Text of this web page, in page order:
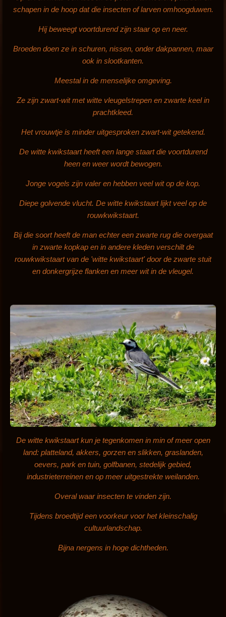
i
s
schapen in de hoop dat die insecten of larven omhoogduwen.
Hij beweegt voortdurend zijn staar op en neer.
Broeden doen ze in schuren, nissen, onder dakpannen, maar
ook in slootkanten.
Meestal in de menselijke omgeving.
Ze zijn zwart-wit met witte vleugelstrepen en zwarte keel in
prachtkleed.
Het vrouwtje is minder uitgesproken zwart-wit getekend.
De witte kwikstaart heeft een lange staart die voortdurend
heen en weer wordt bewogen.
Jonge vogels zijn valer en hebben veel wit op de kop.
Diepe golvende vlucht. De witte kwikstaart lijkt veel op de
rouwkwikstaart.
Bij die soort heeft de man echter een zwarte rug die overgaat
in zwarte kopkap en in andere kleden verschilt de
rouwkwikstaart van de 'witte kwikstaart' door de zwarte stuit
en donkergrijze flanken en meer wit in de vleugel.
De witte kwikstaart kun je tegenkomen in min of meer open
land: platteland, akkers, gorzen en slikken, graslanden,
oevers, park en tuin, golfbanen, stedelijk gebied,
industrieterreinen en op meer uitgestrekte weilanden.
Overal waar insecten te vinden zijn.
Tijdens broedtijd een voorkeur voor het kleinschalig
cultuurlandschap.
Bijna nergens in hoge dichtheden.